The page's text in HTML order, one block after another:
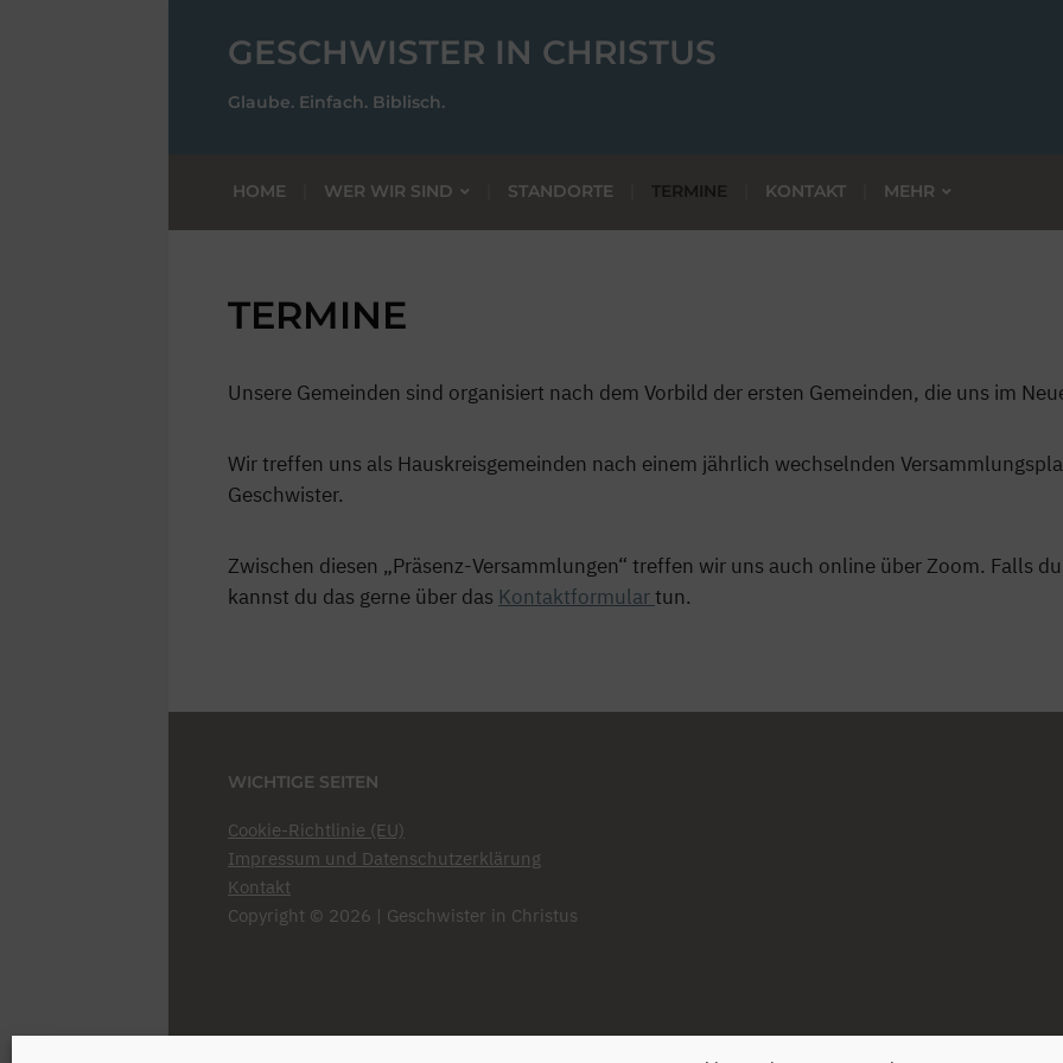
GESCHWISTER IN CHRISTUS
Glaube. Einfach. Biblisch.
HOME WER WIR SIND STANDORTE TERMINE KONTAKT MEHR
TERMINE
Unsere Gemeinden sind organisiert nach dem Vorbild der ersten Gemeinden, die uns im
Wir treffen uns als Hauskreisgemeinden nach einem jährlich wechselnden
Geschwister.
Zwischen diesen „Präsenz-Versammlungen“ treffen wir uns auch online über Zoom. Falls
kannst du das gerne über das Kontaktformulartun.
WICHTIGE SEITEN
Cookie-Richtlinie (EU)
Impressum und Datenschutzerklärung
Kontakt
Copyright © 2026 | Geschwister in Christus